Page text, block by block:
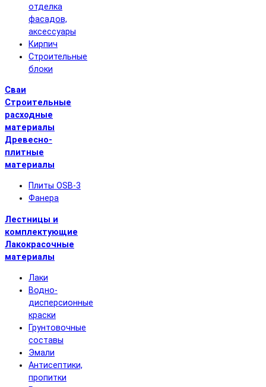
отделка
фасадов,
аксессуары
Кирпич
Строительные
блоки
Сваи
Строительные
расходные
материалы
Древесно-
плитные
материалы
Плиты OSB-3
Фанера
Лестницы и
комплектующие
Лакокрасочные
материалы
Лаки
Водно-
дисперсионные
краски
Грунтовочные
составы
Эмали
Антисептики,
пропитки